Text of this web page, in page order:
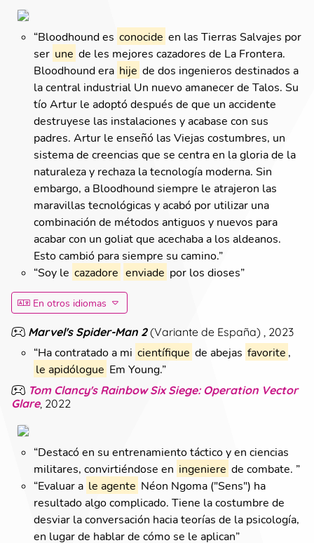
“Bloodhound es conocide en las Tierras Salvajes por
ser une de les mejores cazadores de La Frontera.
Bloodhound era hije de dos ingenieros destinados a
la central industrial Un nuevo amanecer de Talos. Su
tío Artur le adoptó después de que un accidente
destruyese las instalaciones y acabase con sus
padres. Artur le enseñó las Viejas costumbres, un
sistema de creencias que se centra en la gloria de la
naturaleza y rechaza la tecnología moderna. Sin
embargo, a Bloodhound siempre le atrajeron las
maravillas tecnológicas y acabó por utilizar una
combinación de métodos antiguos y nuevos para
acabar con un goliat que acechaba a los aldeanos.
Esto cambió para siempre su camino.”
“Soy le cazadore enviade por los dioses”
En otros idiomas
Marvel's Spider-Man 2(Variante de España)
, 2023
“Ha contratado a mi científique de abejas favorite ,
le apidólogue Em Young.”
Tom Clancy's Rainbow Six Siege: Operation Vector
Glare, 2022
“Destacó en su entrenamiento táctico y en ciencias
militares, convirtiéndose en ingeniere de combate. ”
“Evaluar a le agente Néon Ngoma ("Sens") ha
resultado algo complicado. Tiene la costumbre de
desviar la conversación hacia teorías de la psicología,
en lugar de hablar de cómo se le aplican”